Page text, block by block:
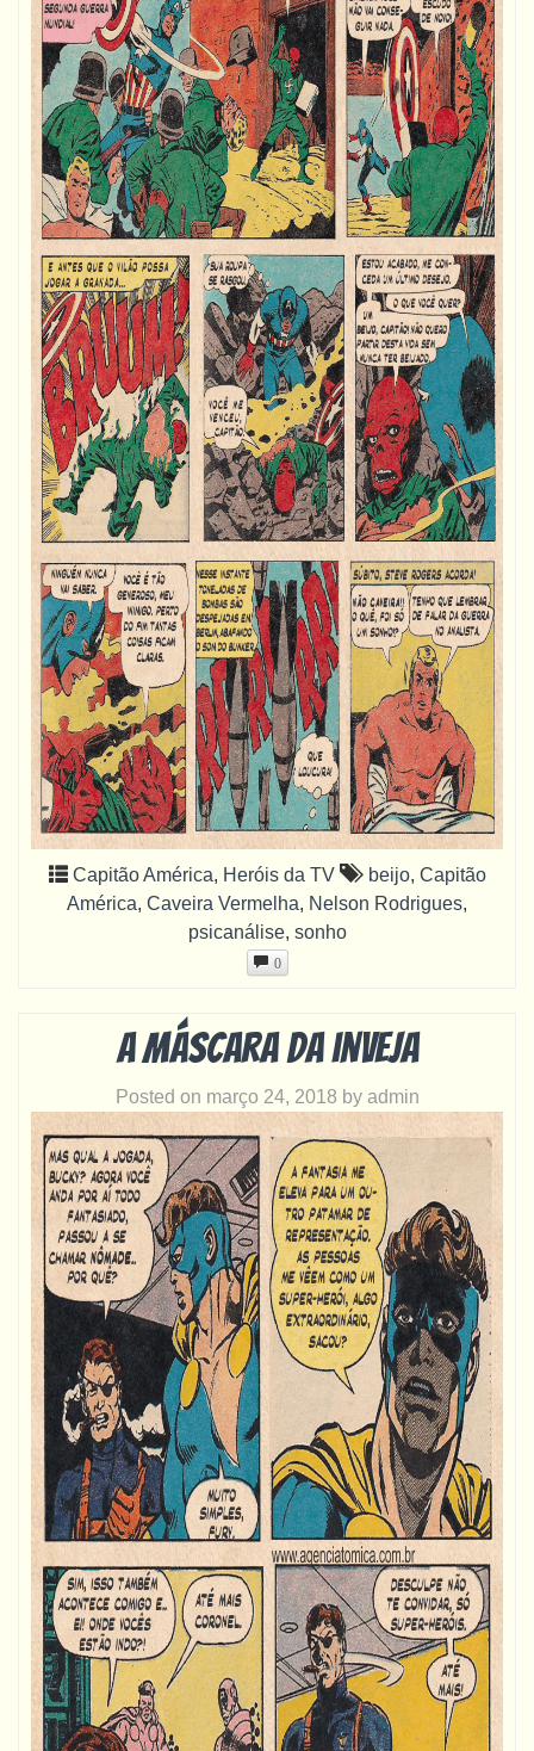
Capitão América, Heróis da TV beijo, Capitão
América, Caveira Vermelha, Nelson Rodrigues,
psicanálise, sonho
0
A máscara da inveja
Posted on março 24, 2018 by admin